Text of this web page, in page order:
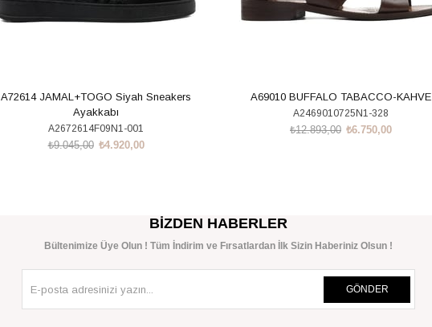
A72614 JAMAL+TOGO Siyah Sneakers
Ayakkabı
A2672614F09N1-001
₺4.920,00
₺9.045,00
A69010 BUFFALO TABACCO-KAHVE
A2469010725N1-328
₺6.750,00
₺12.893,00
BIZDEN HABERLER
Bültenimize Üye Olun ! Tüm İndirim ve Fırsatlardan İlk Sizin Haberiniz Olsun !
GÖNDER